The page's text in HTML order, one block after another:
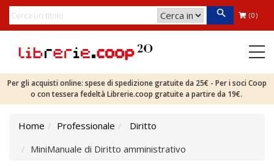
(0)
Per gli acquisti online: spese di spedizione gratuite da 25€ - Per i soci Coop
o con tessera fedeltà Librerie.coop gratuite a partire da 19€.
Home Professionale
Diritto
MiniManuale di Diritto amministrativo